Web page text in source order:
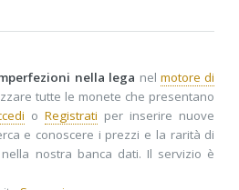
nella lega nel motore di
tutte le monete che presentano
oRegistrati per inserire nuove
e conoscere i prezzi e la rarità di
nostra banca dati. Il servizio è